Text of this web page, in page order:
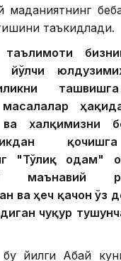
маданиятнинг
таъкидлади.
йўлчи
халқимизни
"Тўлиқ одам"
маънавий
ва ҳеч қачон ўз
чуқур
бу йилги Абай